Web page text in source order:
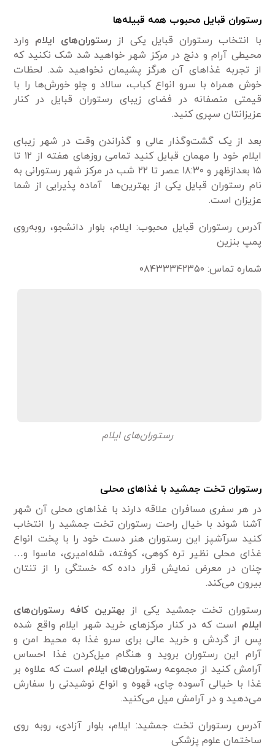
رستوران قبایل محبوب همه قبیله‌ها
با انتخاب رستوران قبایل یکی ازرستوران‌های ایلام وارد
محیطی آرام و دنج در مرکز شهر خواهید شد شک نکنید که
از تجربه غذاهای آن هرگز پشیمان نخواهید شد. لحظات
خوش همراه با سرو انواع کباب، سالاد و چلو خورش‌ها را با
قیمتی منصفانه در فضای زیبای رستوران قبایل در کنار
عزیزانتان سپری کنید.
بعد از یک گشت‌وگذار عالی و گذراندن وقت در شهر زیبای
ایلام خود را مهمان قبایل کنید تمامی روزهای هفته از ۱۲ تا
۱۵ بعد‌از‌ظهر و ۱۸:۳۰ عصر تا ۲۲ شب در مرکز شهر رستورانی به
نام رستوران قبایل یکی از بهترین‌ها آماده پذیرایی از شما
عزیزان است.
آدرس رستوران قبایل محبوب: ایلام، بلوار دانشجو، روبه‌روی
پمپ بنزین
شماره تماس: ۰۸۴۳۳۳۴۲۳۵۰
رستوران‌های ایلام
رستوران تخت جمشید با غذاهای محلی
در هر سفری مسافران علاقه دارند با غذاهای محلی آن شهر
آشنا شوند با خیال راحت رستوران تخت جمشید را انتخاب
کنید سرآشپز این رستوران هنر دست خود را با پخت انواع
غذای محلی نظیر تره‌ کوهی، کوفته، شله‌امیری، ماسوا و…
چنان در معرض نمایش قرار داده که خستگی را از تنتان
بیرون می‌کند.
رستوران تخت جمشید یکی از بهترین کافه رستوران‌های
ایلام است که در کنار مرکز‌های خرید شهر ایلام واقع شده
پس از گردش و خرید عالی برای سرو غذا به محیط امن و
آرام این رستوران بروید و هنگام میل‌کردن غذا احساس
آرامش کنید از مجموعه رستوران‌های ایلام است که علاوه بر
غذا با خیالی آسوده چای، قهوه و انواع نوشیدنی را سفارش
می‌دهید و در آرامش میل می‌کنید.
آدرس رستوران تخت جمشید: ایلام، بلوار آزادی، روبه روی
ساختمان علوم پزشکی